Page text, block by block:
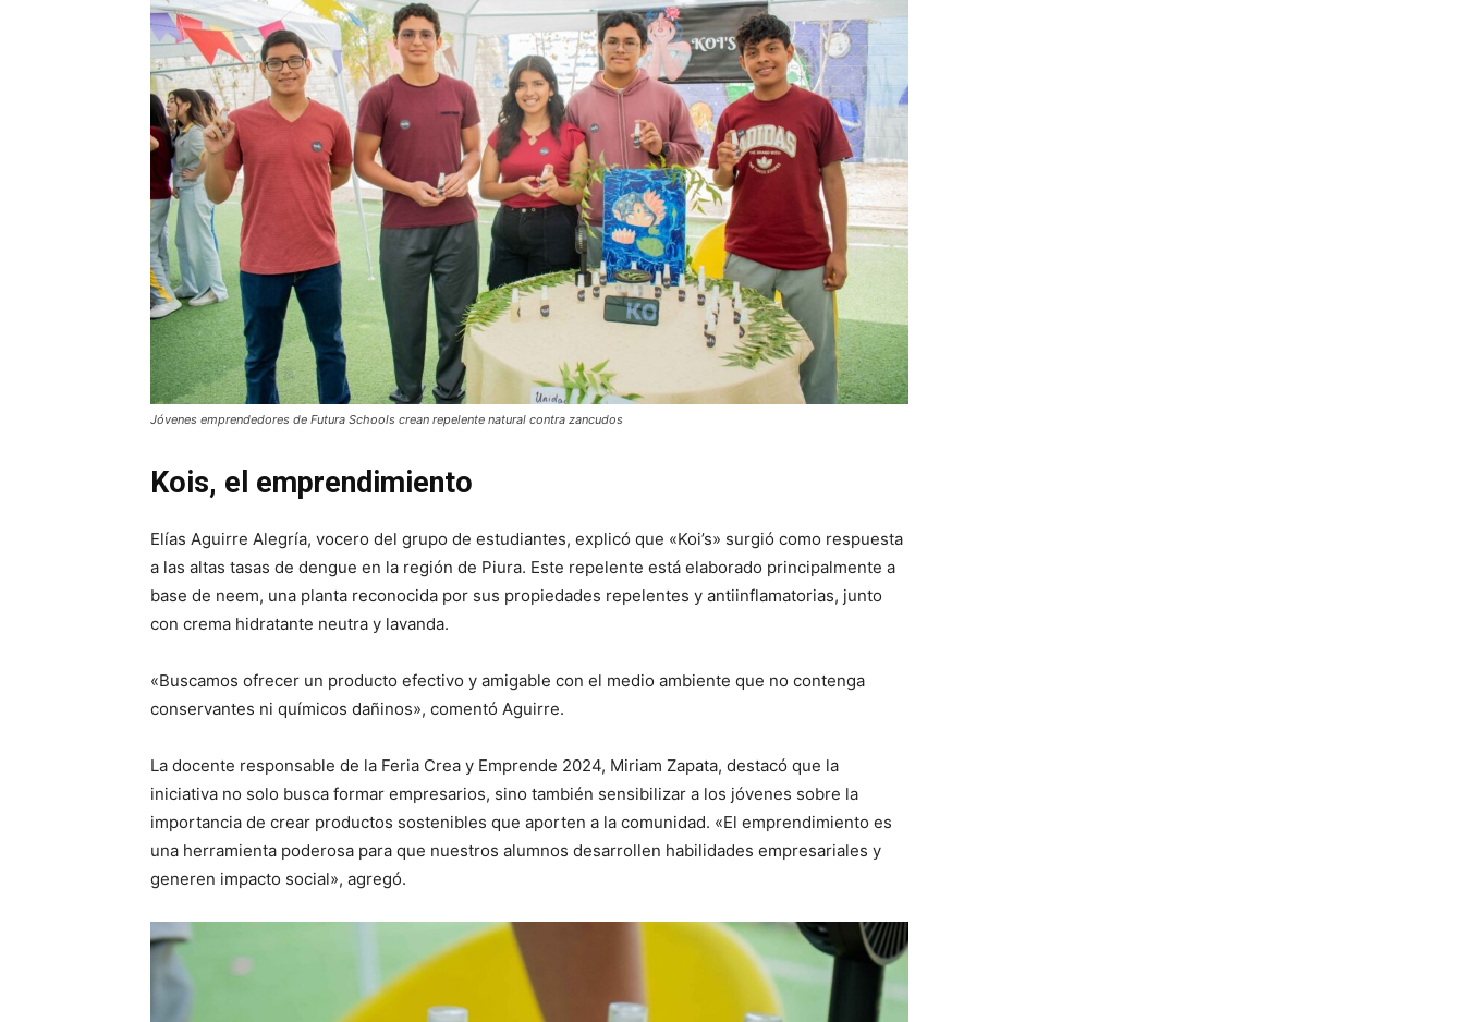
Jóvenes emprendedores de Futura Schools crean repelente natural contra zancudos
Kois, el emprendimiento
Elías Aguirre Alegría, vocero del grupo de estudiantes, explicó que «Koi’s» surgió como respuesta
a las altas tasas de dengue en la región de Piura. Este repelente está elaborado principalmente a
base de neem, una planta reconocida por sus propiedades repelentes y antiinflamatorias, junto
con crema hidratante neutra y lavanda.
«Buscamos ofrecer un producto efectivo y amigable con el medio ambiente que no contenga
conservantes ni químicos dañinos», comentó Aguirre.
La docente responsable de la Feria Crea y Emprende 2024, Miriam Zapata, destacó que la
iniciativa no solo busca formar empresarios, sino también sensibilizar a los jóvenes sobre la
importancia de crear productos sostenibles que aporten a la comunidad. «El emprendimiento es
una herramienta poderosa para que nuestros alumnos desarrollen habilidades empresariales y
generen impacto social», agregó.